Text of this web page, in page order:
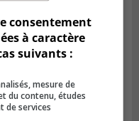
à Saint-
consentement
à caractère
suivants :
mesure de
du contenu, études
de services